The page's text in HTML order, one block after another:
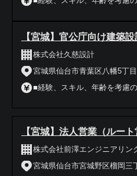
【宮城】官公庁向け建築
株式会社久慈設計
宮城県仙台市青葉区八幡5丁目
■経験、スキル、年齢を考慮
【宮城】法人営業（ルート
株式会社前澤エンジニアリン
宮城県仙台市宮城野区榴岡三